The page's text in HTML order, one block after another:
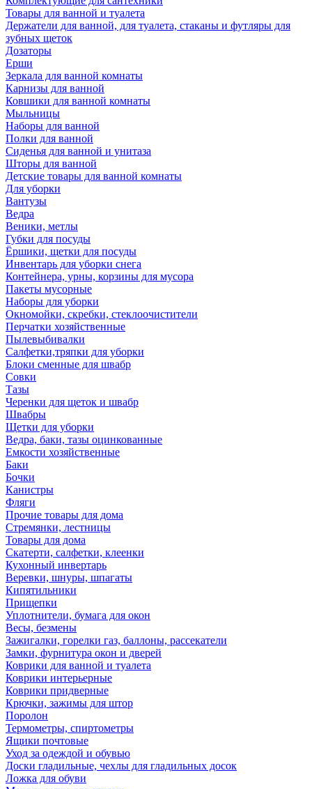
Товары для ванной и туалета
Держатели для ванной, для туалета, стаканы и футляры для
зубных щеток
Дозаторы
Ерши
Зеркала для ванной комнаты
Карнизы для ванной
Ковшики для ванной комнаты
Мыльницы
Наборы для ванной
Полки для ванной
Сиденья для ванной и унитаза
Шторы для ванной
Детские товары для ванной комнаты
Для уборки
Вантузы
Ведра
Веники, метлы
Губки для посуды
Ёршики, щетки для посуды
Инвентарь для уборки снега
Контейнера, урны, корзины для мусора
Пакеты мусорные
Наборы для уборки
Окномойки, скребки, стеклоочистители
Перчатки хозяйственные
Пылевыбивалки
Салфетки,тряпки для уборки
Блоки сменные для швабр
Совки
Тазы
Черенки для щеток и швабр
Швабры
Щетки для уборки
Ведра, баки, тазы оцинкованные
Емкости хозяйственные
Баки
Бочки
Канистры
Фляги
Прочие товары для дома
Стремянки, лестницы
Товары для дома
Скатерти, салфетки, клеенки
Кухонный инвертарь
Веревки, шнуры, шпагаты
Кипятильники
Прищепки
Уплотнители, бумага для окон
Весы, безмены
Зажигалки, горелки газ, баллоны, рассекатели
Замки, фурнитура окон и дверей
Коврики для ванной и туалета
Коврики интерьерные
Коврики придверные
Крючки, зажимы для штор
Поролон
Термометры, спиртометры
Ящики почтовые
Уход за одеждой и обувью
Доски гладильные, чехлы для гладильных досок
Ложка для обуви